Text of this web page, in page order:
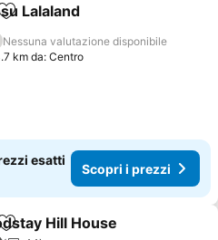
Aggiungi ai preferiti
Lalaland
Nessuna valutazione disponibile
km da: Centro
esatti
Scopri i prezzi
Aggiungi ai preferiti
Hill House